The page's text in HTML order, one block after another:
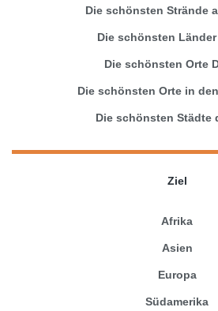
Die schönsten Strände
Die schönsten
Die schönsten Orte
Die schönsten Orte in
Die schönsten Städte
Ziel
Afrika
Asien
Europa
Südamerika